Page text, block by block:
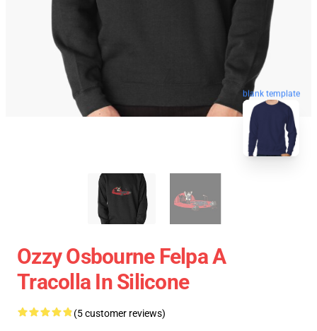
blank template
Ozzy Osbourne Felpa A
Tracolla In Silicone
(5 customer reviews)